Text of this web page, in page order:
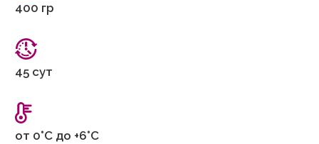
400 гр
45 сут
от 0°С до +6°С